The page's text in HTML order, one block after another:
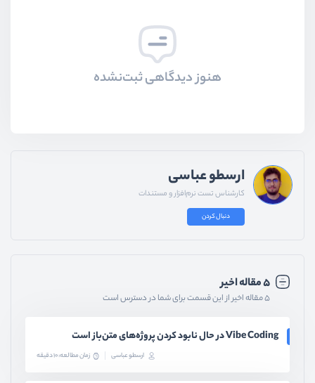
هنوز دیدگاهی ثبت‌نشده
ارسطو عباسی
کارشناس تست نرم‌افزار و مستندات
دنبال کردن
۵ مقاله اخیر
۵ مقاله اخیر از این قسمت برای شما در دسترس است
Vibe Coding در حال نابود کردن پروژه‌های متن‌باز است
ارسطو عباسی زمان مطالعه: 10 دقیقه